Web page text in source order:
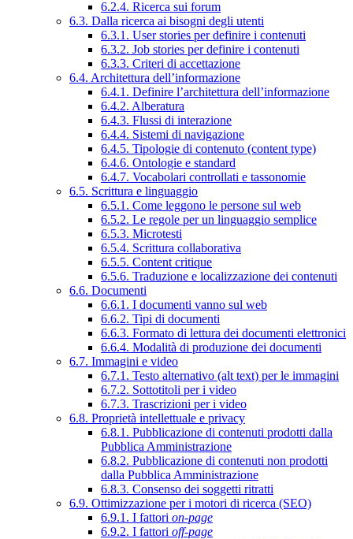
6.2.4. Ricerca sui forum
6.3. Dalla ricerca ai bisogni degli utenti
6.3.1. User stories per definire i contenuti
6.3.2. Job stories per definire i contenuti
6.3.3. Criteri di accettazione
6.4. Architettura dell’informazione
6.4.1. Definire l’architettura dell’informazione
6.4.2. Alberatura
6.4.3. Flussi di interazione
6.4.4. Sistemi di navigazione
6.4.5. Tipologie di contenuto (content type)
6.4.6. Ontologie e standard
6.4.7. Vocabolari controllati e tassonomie
6.5. Scrittura e linguaggio
6.5.1. Come leggono le persone sul web
6.5.2. Le regole per un linguaggio semplice
6.5.3. Microtesti
6.5.4. Scrittura collaborativa
6.5.5. Content critique
6.5.6. Traduzione e localizzazione dei contenuti
6.6. Documenti
6.6.1. I documenti vanno sul web
6.6.2. Tipi di documenti
6.6.3. Formato di lettura dei documenti elettronici
6.6.4. Modalità di produzione dei documenti
6.7. Immagini e video
6.7.1. Testo alternativo (alt text) per le immagini
6.7.2. Sottotitoli per i video
6.7.3. Trascrizioni per i video
6.8. Proprietà intellettuale e privacy
6.8.1. Pubblicazione di contenuti prodotti dalla
Pubblica Amministrazione
6.8.2. Pubblicazione di contenuti non prodotti
dalla Pubblica Amministrazione
6.8.3. Consenso dei soggetti ritratti
6.9. Ottimizzazione per i motori di ricerca (SEO)
6.9.1. I fattori on-page
6.9.2. I fattori off-page